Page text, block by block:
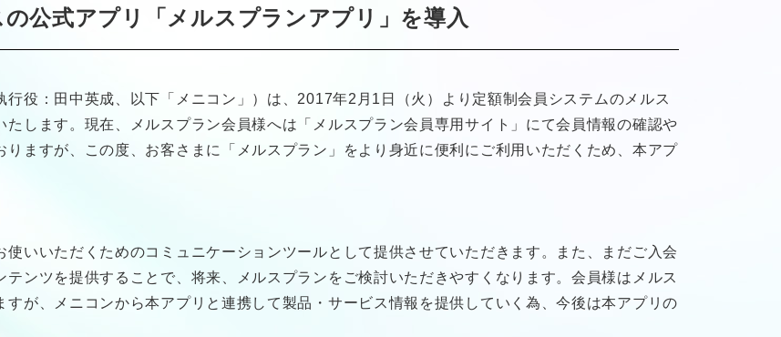
公式アプリ「メルスプランアプリ」を導入
役：田中英成、以下「メニコン」）は、2017年2月1日（火）より定額制会員システムのメルス
します。現在、メルスプラン会員様へは「メルスプラン会員専用サイト」にて会員情報の確認や
ますが、この度、お客さまに「メルスプラン」をより身近に便利にご利用いただくため、本アプ
いいただくためのコミュニケーションツールとして提供させていただきます。また、まだご入会
ンツを提供することで、将来、メルスプランをご検討いただきやすくなります。会員様はメルス
が、メニコンから本アプリと連携して製品・サービス情報を提供していく為、今後は本アプリの